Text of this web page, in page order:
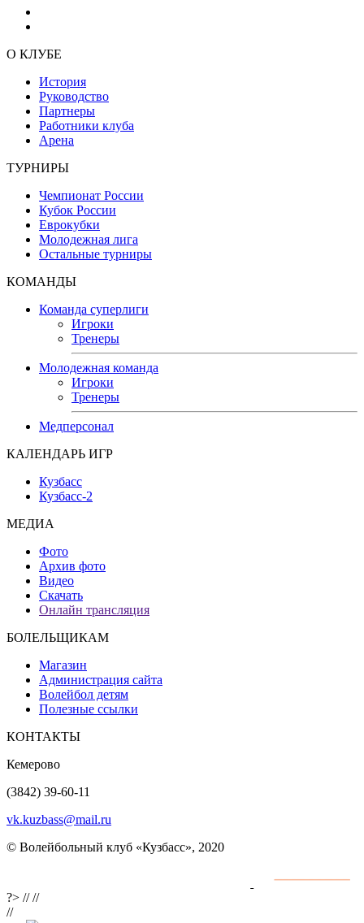
О КЛУБЕ
История
Руководство
Партнеры
Работники клуба
Арена
ТУРНИРЫ
Чемпионат России
Кубок России
Еврокубки
Молодежная лига
Остальные турниры
КОМАНДЫ
Команда суперлиги
Игроки
Тренеры
Молодежная команда
Игроки
Тренеры
Медперсонал
КАЛЕНДАРЬ ИГР
Кузбасс
Кузбасс-2
МЕДИА
Фото
Архив фото
Видео
Скачать
Онлайн трансляция
БОЛЕЛЬЩИКАМ
Магазин
Администрация сайта
Волейбол детям
Полезные ссылки
КОНТАКТЫ
Кемерово
(3842) 39-60-11
vk.kuzbass@mail.ru
© Волейбольный клуб «Кузбасс», 2020
?> ////
//